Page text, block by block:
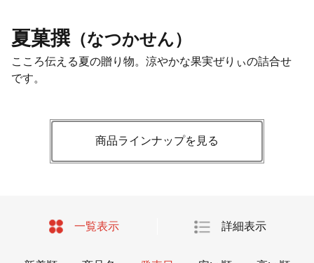
夏菓撰（なつかせん）
こころ伝える夏の贈り物。涼やかな果実ぜりぃの詰合せ
です。
商品ラインナップを見る
一覧表示 詳細表示